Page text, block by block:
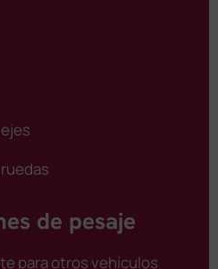
de pesaje
para otros vehículos